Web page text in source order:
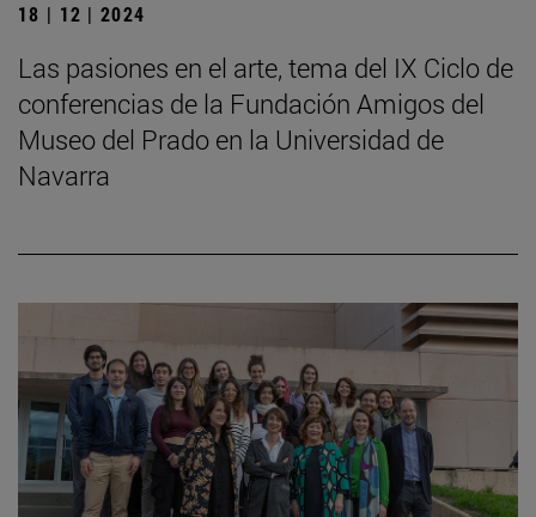
18 | 12 | 2024
Las pasiones en el arte, tema del IX Ciclo de
conferencias de la Fundación Amigos del
Museo del Prado en la Universidad de
Navarra